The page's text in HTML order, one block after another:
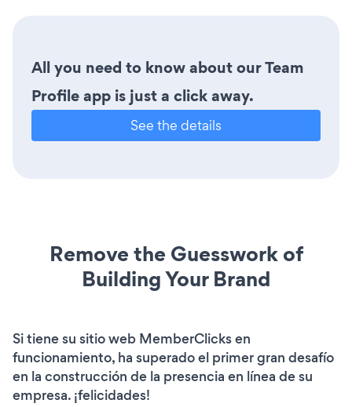
All you need to know about our Team
Profile app is just a click away.
See the details
Remove the Guesswork of
Building Your Brand
Si tiene su sitio web MemberClicks en
funcionamiento, ha superado el primer gran desafío
en la construcción de la presencia en línea de su
empresa. ¡felicidades!